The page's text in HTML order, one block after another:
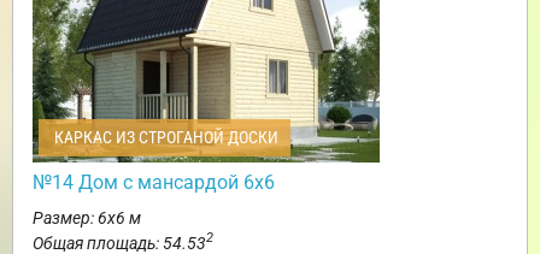
КАРКАС ИЗ СТРОГАНОЙ ДОСКИ
№14 Дом с мансардой 6х6
Размер: 6х6 м
Общая площадь: 54.532